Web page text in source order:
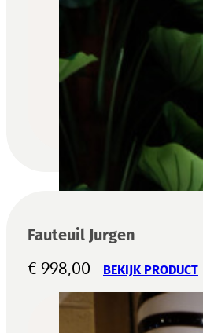
Fauteuil Jurgen
€ 998,00 BEKIJK PRODUCT